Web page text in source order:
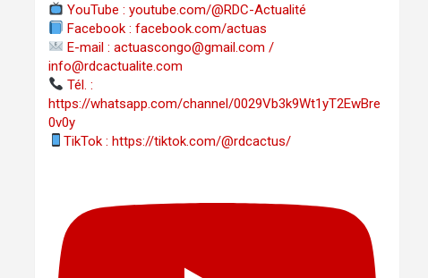
YouTube : youtube.com/@RDC-Actualité
Facebook : facebook.com/actuas
E-mail : actuascongo@gmail.com /
info@rdcactualite.com
Tél. : ‪‪‪‪‪‪‪‪‪‪‪‪‪‪‪‪‪‪‪‪‪‪‪‪‪‪‪‪‪‪‪‪
https://whatsapp.com/channel/0029Vb3k9Wt1yT2EwBre
0v0y
TikTok : https://tiktok.com/@rdcactus/